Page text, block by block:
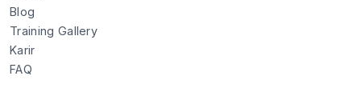
Blog
Training Gallery
Karir
FAQ